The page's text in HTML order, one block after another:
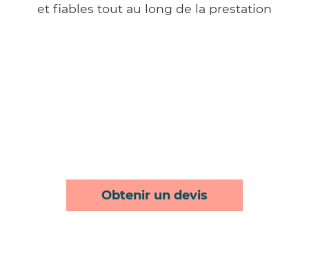
et fiables tout au long de la prestation
Obtenir un devis